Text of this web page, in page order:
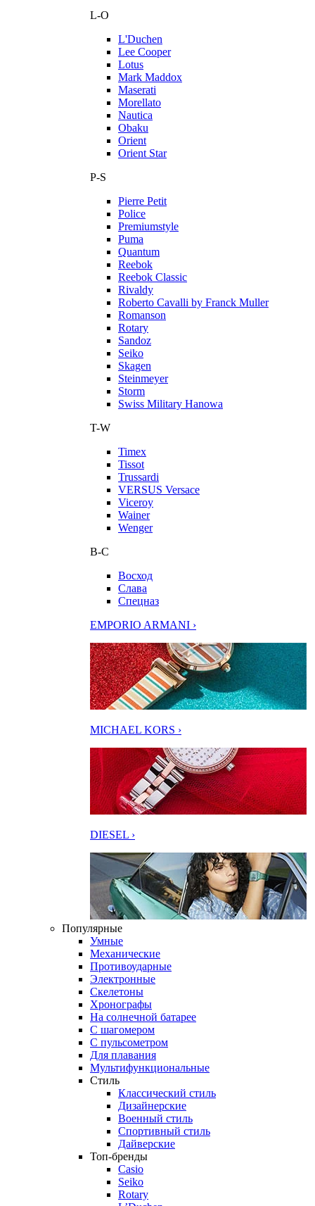
L-O
L'Duchen
Lee Cooper
Lotus
Mark Maddox
Maserati
Morellato
Nautica
Obaku
Orient
Orient Star
P-S
Pierre Petit
Police
Premiumstyle
Puma
Quantum
Reebok
Reebok Classic
Rivaldy
Roberto Cavalli by Franck Muller
Romanson
Rotary
Sandoz
Seiko
Skagen
Steinmeyer
Storm
Swiss Military Hanowa
T-W
Timex
Tissot
Trussardi
VERSUS Versace
Viceroy
Wainer
Wenger
В-С
Восход
Слава
Спецназ
EMPORIO ARMANI ›
MICHAEL KORS ›
DIESEL ›
Популярные
Умные
Механические
Противоударные
Электронные
Скелетоны
Хронографы
На солнечной батарее
С шагомером
С пульсометром
Для плавания
Мультифункциональные
Стиль
Классический стиль
Дизайнерские
Военный стиль
Спортивный стиль
Дайверские
Топ-бренды
Casio
Seiko
Rotary